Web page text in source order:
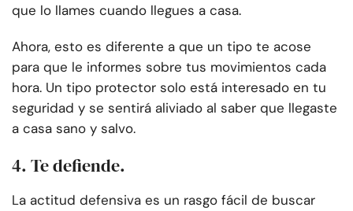
que lo llames cuando llegues a casa.
Ahora, esto es diferente a que un tipo te acose
para que le informes sobre tus movimientos cada
hora. Un tipo protector solo está interesado en tu
seguridad y se sentirá aliviado al saber que llegaste
a casa sano y salvo.
4. Te defiende.
La actitud defensiva es un rasgo fácil de buscar